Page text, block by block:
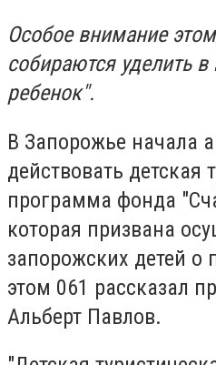
Особое внимание
собираются уделить
ребенок".
В Запорожье начала
действовать детская
программа фонда
которая призвана
запорожских детей
этом 061 рассказал
Альберт Павлов.